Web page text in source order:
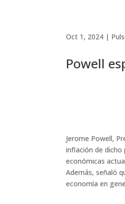
Oct 1, 2024 |
Powell
Jerome Powell,
inflación de dicho
económicas
Además, señaló
economía en